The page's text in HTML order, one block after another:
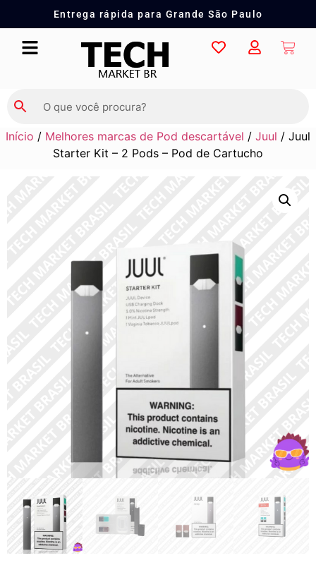
Entrega rápida para Grande São Paulo
Início / Melhores marcas de Pod descartável / Juul / Juul
Starter Kit – 2 Pods – Pod de Cartucho